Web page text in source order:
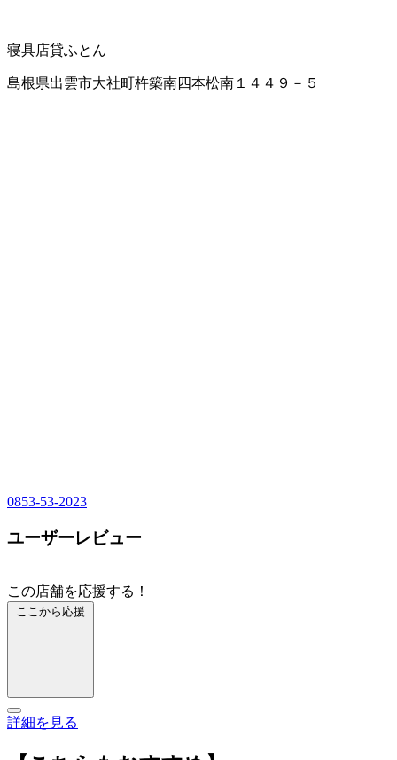
寝具店貸ふとん
島根県出雲市大社町杵築南四本松南１４４９－５
0853-53-2023
ユーザーレビュー
この店舗を応援する！
ここから応援
詳細を見る